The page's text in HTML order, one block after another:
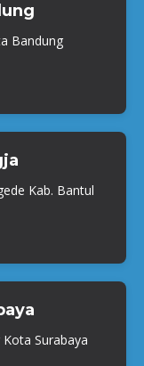
Bandung
Kab. Bantul
Surabaya